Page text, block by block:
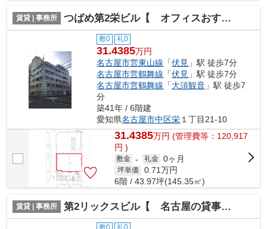
賃貸 | 事務所 つばめ第2栄ビル【 オフィスおすすめ 】
敷0 礼0
31.4385万円
名古屋市営東山線 「伏見 」駅 徒歩7分
名古屋市営鶴舞線 「伏見 」駅 徒歩7分
名古屋市営鶴舞線 「大須観音 」駅 徒歩7
分
築41年 / 6階建
愛知県名古屋市中区栄１丁目21-10
31.4385万円 (管理費等：120,917
円 )
敷金 - 礼金 0ヶ月
坪単価 0.71万円
6階 / 43.97坪(145.35㎡)
賃貸 | 事務所 第2リックスビル【 名古屋の貸事務所・貸オフィス 】
敷0 礼0